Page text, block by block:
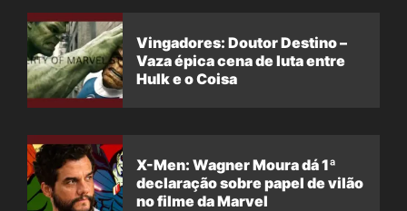
Vingadores: Doutor Destino –
Vaza épica cena de luta entre
Hulk e o Coisa
X-Men: Wagner Moura dá 1ª
declaração sobre papel de vilão
no filme da Marvel